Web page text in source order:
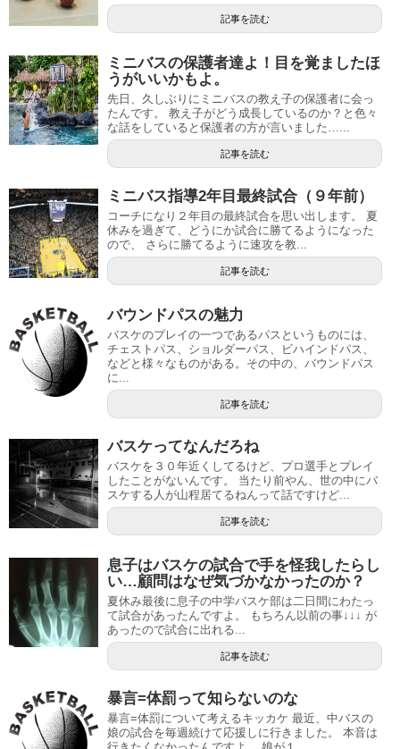
記事を読む
ミニバスの保護者達よ！目を覚ましたほ
うがいいかもよ。
先日、久しぶりにミニバスの教え子の保護者に会っ
たんです。 教え子がどう成長しているのか？と色々
な話をしていると保護者の方が言いました…...
記事を読む
ミニバス指導2年目最終試合（９年前）
コーチになり２年目の最終試合を思い出します。 夏
休みを過ぎて、どうにか試合に勝てるようになった
ので、 さらに勝てるように速攻を教...
記事を読む
バウンドパスの魅力
バスケのプレイの一つであるパスというものには、
チェストパス、ショルダーパス、ビハインドパス、
などと様々なものがある。その中の、バウンドパス
に...
記事を読む
バスケってなんだろね
バスケを３０年近くしてるけど、プロ選手とプレイ
したことがないんです。 当たり前やん、世の中にバ
スケする人が山程居てるねんって話ですけど...
記事を読む
息子はバスケの試合で手を怪我したらし
い…顧問はなぜ気づかなかったのか？
夏休み最後に息子の中学バスケ部は二日間にわたっ
て試合があったんですよ。 もちろん以前の事↓↓↓ が
あったので試合に出れる...
記事を読む
暴言=体罰って知らないのな
暴言=体罰について考えるキッカケ 最近、中バスの
娘の試合を毎週続けて応援しに行きました。 本音は